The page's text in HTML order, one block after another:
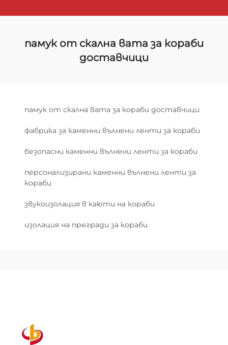
памук от скална вата за кораби
доставчици
памук от скална вата за кораби доставчици
фабрика за каменни вълнени ленти за кораби
безопасни каменни вълнени ленти за кораби
персонализирани каменни вълнени ленти за
кораби
звукоизолация в каюти на кораби
изолация на прегради за кораби